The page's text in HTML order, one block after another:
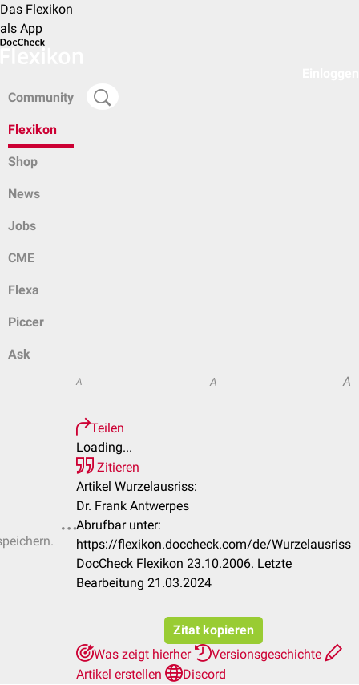
Das Flexikon
als App
Community
Flexikon
Shop
News
Jobs
CME
Flexa
Piccer
Ask
A A A
Teilen
Loading...
Zitieren
Artikel Wurzelausriss:
Dr. Frank Antwerpes
Abrufbar unter:
https://flexikon.doccheck.com/de/Wurzelausriss
DocCheck Flexikon 23.10.2006. Letzte
Bearbeitung 21.03.2024
Zitat kopieren
Was zeigt hierher
Versionsgeschichte
Artikel erstellen
Discord